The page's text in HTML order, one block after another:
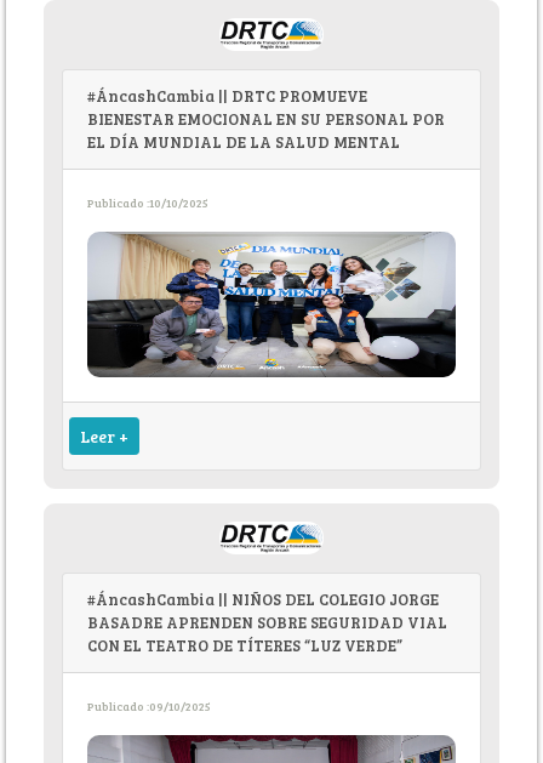
#ÁncashCambia || DRTC PROMUEVE
BIENESTAR EMOCIONAL EN SU PERSONAL POR
EL DÍA MUNDIAL DE LA SALUD MENTAL
Publicado :10/10/2025
Leer +
#ÁncashCambia || NIÑOS DEL COLEGIO JORGE
BASADRE APRENDEN SOBRE SEGURIDAD VIAL
CON EL TEATRO DE TÍTERES “LUZ VERDE”
Publicado :09/10/2025